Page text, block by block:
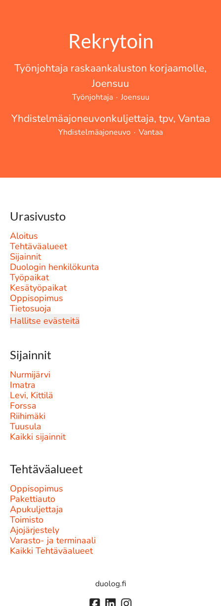
Rekrytoin
Työnjohtaja raskaankaluston korjaamolle,
Joensuu
Työnjohtaja · Joensuu
Yhdistelmäajoneuvonkuljettaja, tpv, Vantaa
Yhdistelmäajoneuvo · Vantaa
Urasivusto
Aloitus
Tehtäväalueet
Sijainnit
Duologin henkilökunta
Työpaikat
Kesätyöpaikat
Oppisopimus
Tietosuoja
Hallitse evästeitä
Sijainnit
Nurmijärvi
Imatra
Levi, Kittilä
Forssa
Riihimäki
Tuusula
Kaikki sijainnit
Tehtäväalueet
Oppisopimus
Pakettiauto
Apukuljettaja
Toimisto
Ajojärjestely
Varasto- ja terminaali
Kaikki Tehtäväalueet
duolog.fi